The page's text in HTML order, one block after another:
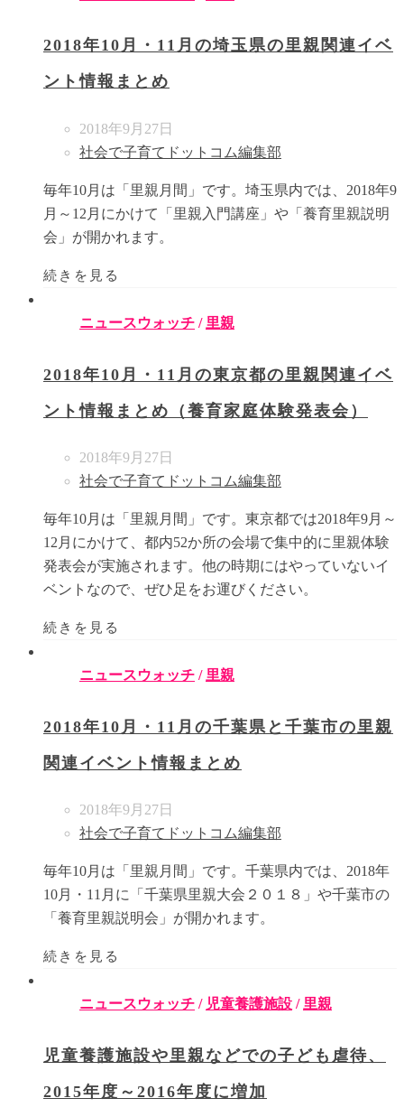
2018年10月・11月の埼玉県の里親関連イベ
ント情報まとめ
2018年9月27日
社会で子育てドットコム編集部
毎年10月は「里親月間」です。埼玉県内では、2018年9
月～12月にかけて「里親入門講座」や「養育里親説明
会」が開かれます。
続きを見る
ニュースウォッチ / 里親
2018年10月・11月の東京都の里親関連イベ
ント情報まとめ（養育家庭体験発表会）
2018年9月27日
社会で子育てドットコム編集部
毎年10月は「里親月間」です。東京都では2018年9月～
12月にかけて、都内52か所の会場で集中的に里親体験
発表会が実施されます。他の時期にはやっていないイ
ベントなので、ぜひ足をお運びください。
続きを見る
ニュースウォッチ / 里親
2018年10月・11月の千葉県と千葉市の里親
関連イベント情報まとめ
2018年9月27日
社会で子育てドットコム編集部
毎年10月は「里親月間」です。千葉県内では、2018年
10月・11月に「千葉県里親大会２０１８」や千葉市の
「養育里親説明会」が開かれます。
続きを見る
ニュースウォッチ / 児童養護施設 / 里親
児童養護施設や里親などでの子ども虐待、
2015年度～2016年度に増加